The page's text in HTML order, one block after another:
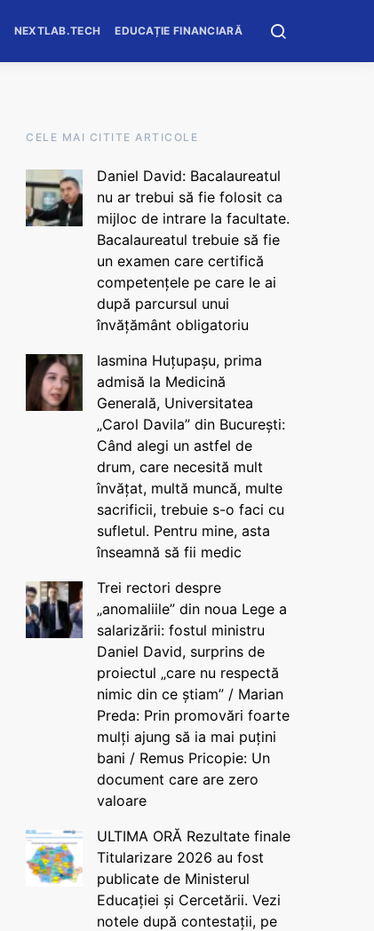
NEXTLAB.TECH EDUCAȚIE FINANCIARĂ
CELE MAI CITITE ARTICOLE
Daniel David: Bacalaureatul
nu ar trebui să fie folosit ca
mijloc de intrare la facultate.
Bacalaureatul trebuie să fie
un examen care certifică
competențele pe care le ai
după parcursul unui
învățământ obligatoriu
Iasmina Huțupașu, prima
admisă la Medicină
Generală, Universitatea
„Carol Davila” din București:
Când alegi un astfel de
drum, care necesită mult
învățat, multă muncă, multe
sacrificii, trebuie s-o faci cu
sufletul. Pentru mine, asta
înseamnă să fii medic
Trei rectori despre
„anomaliile” din noua Lege a
salarizării: fostul ministru
Daniel David, surprins de
proiectul „care nu respectă
nimic din ce știam” / Marian
Preda: Prin promovări foarte
mulți ajung să ia mai puțini
bani / Remus Pricopie: Un
document care are zero
valoare
ULTIMA ORĂ Rezultate finale
Titularizare 2026 au fost
publicate de Ministerul
Educației și Cercetării. Vezi
notele după contestații, pe